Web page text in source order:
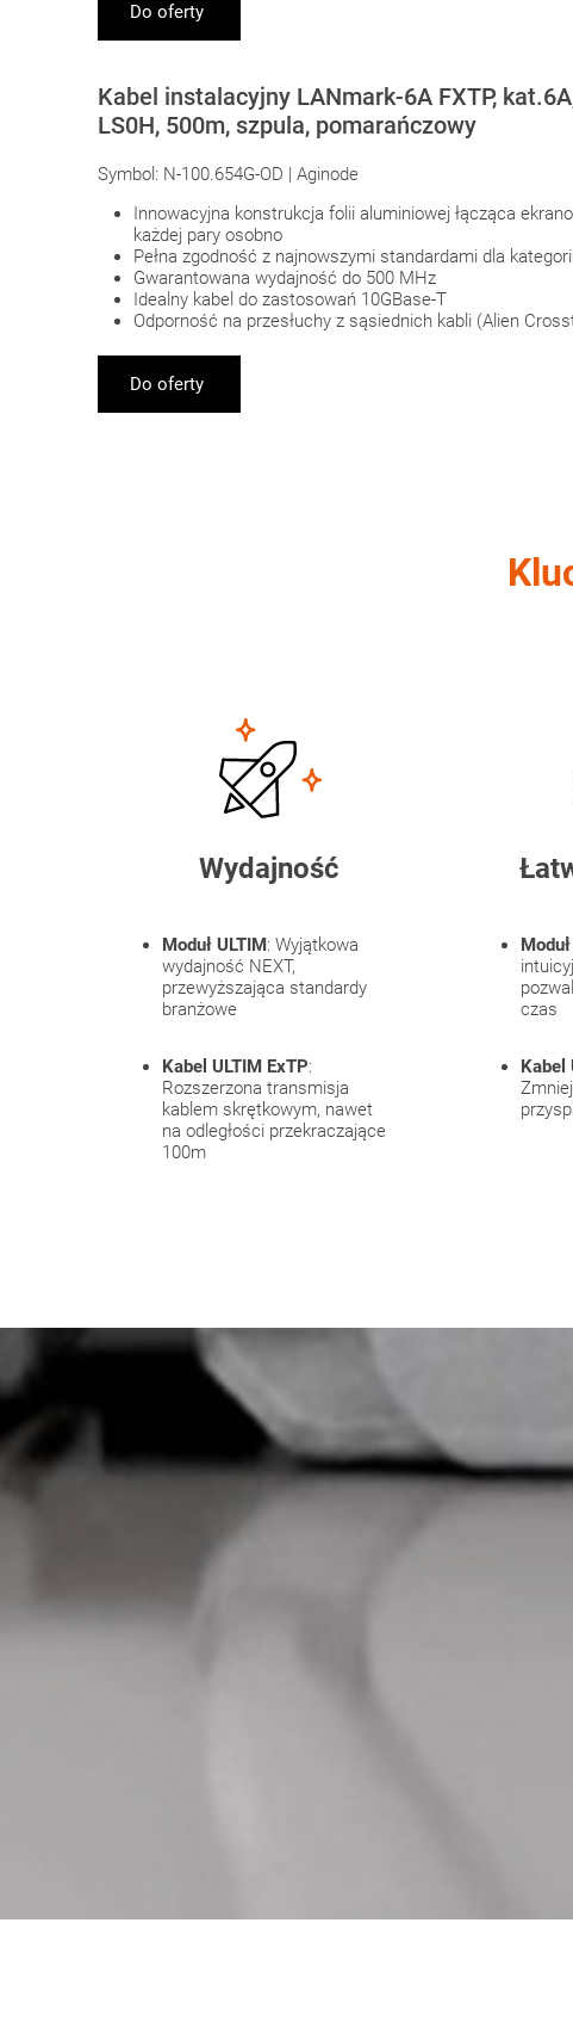
Do oferty
Kabel instalacyjny LANmark-6A FXTP,
LS0H, 500m, szpula, pomarańczowy
Symbol: N-100.654G-OD | Aginode
Innowacyjna konstrukcja folii aluminiowej łącząca
każdej pary osobno
Pełna zgodność z najnowszymi standardami dla
Gwarantowana wydajność do 500 MHz
Idealny kabel do zastosowań 10GBase-T
Odporność na przesłuchy z sąsiednich kabli (Alien
Do oferty
Wydajność
Moduł ULTIM: Wyjątkowa
wydajność NEXT,
przewyższająca standardy
branżowe
Kabel ULTIM ExTP:
Rozszerzona transmisja
kablem skrętkowym, nawet
na odległości przekraczające
100m
czas
Kabel